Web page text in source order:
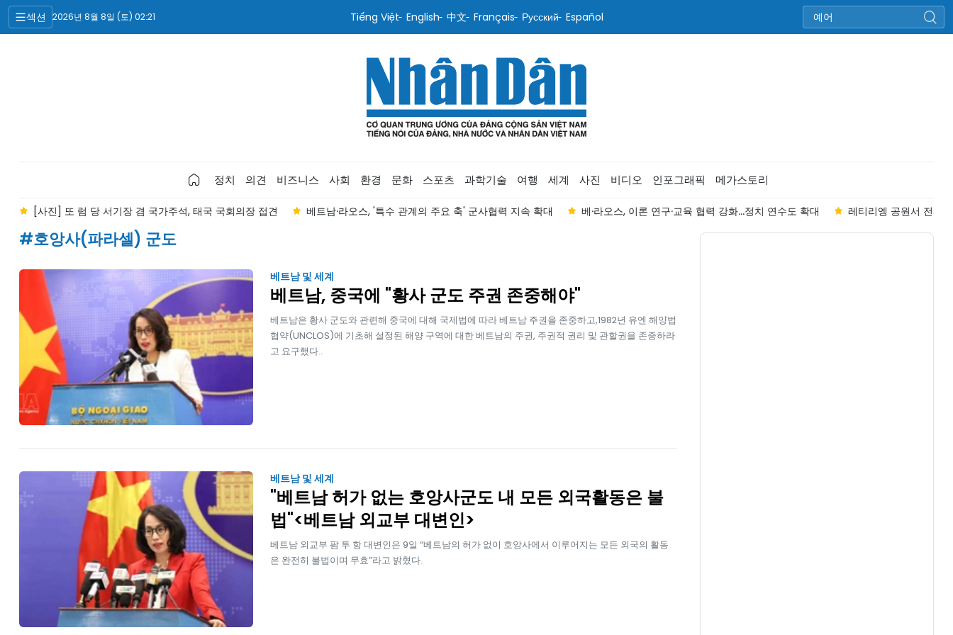
섹션 2026년 8월 8일 (토) 02:21 Tiếng Việt English 中文 Français Русский Español
정치 의견 비즈니스 사회 환경 문화 스포츠 과학기술 여행 세계 사진 비디오 인포그래픽 메가스토리
[사진] 또 럼 당 서기장 겸 국가주석, 태국 국회의장 접견 베트남·라오스, '특수 관계의 주요 축' 군사협력 지속 확대 베·라오스, 이론 연구·교육 협력 강화...정치 연수도 확대 레티리엥 공원서 전사
#호앙사(파라셀) 군도
베트남 및 세계
베트남, 중국에 "황사 군도 주권 존중해야"
베트남은 황사 군도와 관련해 중국에 대해 국제법에 따라 베트남 주권을 존중하고,1982년 유엔 해양법
협약(UNCLOS)에 기초해 설정된 해양 구역에 대한 베트남의 주권, 주권적 권리 및 관할권을 존중하라
고 요구했다..
베트남 및 세계
"베트남 허가 없는 호앙사군도 내 모든 외국활동은 불
법"<베트남 외교부 대변인>
베트남 외교부 팜 투 항 대변인은 9일 “베트남의 허가 없이 호앙사에서 이루어지는 모든 외국의 활동
은 완전히 불법이며 무효”라고 밝혔다.